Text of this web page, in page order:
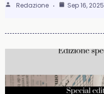
Redazione Sep 16, 2025